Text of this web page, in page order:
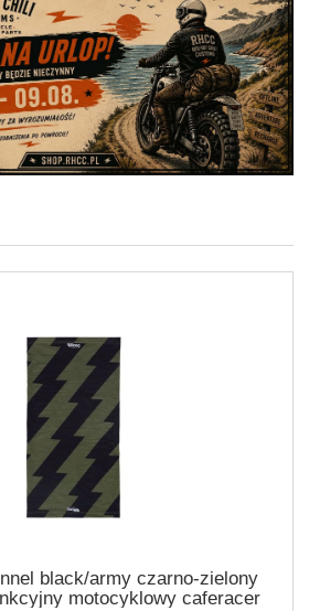
black/army czarno-zielony
motocyklowy caferacer